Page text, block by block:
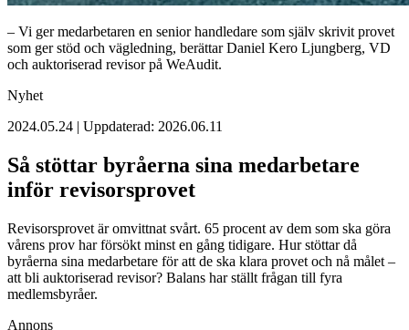
– Vi ger medarbetaren en senior handledare som själv skrivit provet
som ger stöd och vägledning, berättar Daniel Kero Ljungberg, VD
och auktoriserad revisor på WeAudit.
Nyhet
2024.05.24 | Uppdaterad: 2026.06.11
Så stöttar byråerna sina medarbetare
inför revisorsprovet
Revisorsprovet är omvittnat svårt. 65 procent av dem som ska göra
vårens prov har försökt minst en gång tidigare. Hur stöttar då
byråerna sina medarbetare för att de ska klara provet och nå målet –
att bli auktoriserad revisor? Balans har ställt frågan till fyra
medlemsbyråer.
Annons